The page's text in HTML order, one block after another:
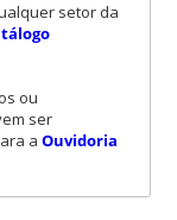
setor da
ou
ser
a Ouvidoria